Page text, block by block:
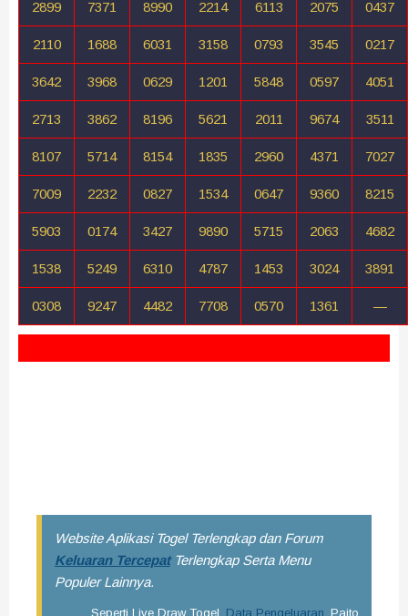
2899 7371 8990 2214 6113 2075 0437
2110 1688 6031 3158 0793 3545 0217
3642 3968 0629 1201 5848 0597 4051
2713 3862 8196 5621 2011 9674 3511
8107 5714 8154 1835 2960 4371 7027
7009 2232 0827 1534 0647 9360 8215
5903 0174 3427 9890 5715 2063 4682
1538 5249 6310 4787 1453 3024 3891
0308 9247 4482 7708 0570 1361 —
Website Aplikasi Togel Terlengkap dan Forum
Keluaran TercepatTerlengkap Serta Menu
Populer Lainnya.
Seperti Live Draw Togel, Data Pengeluaran, Paito